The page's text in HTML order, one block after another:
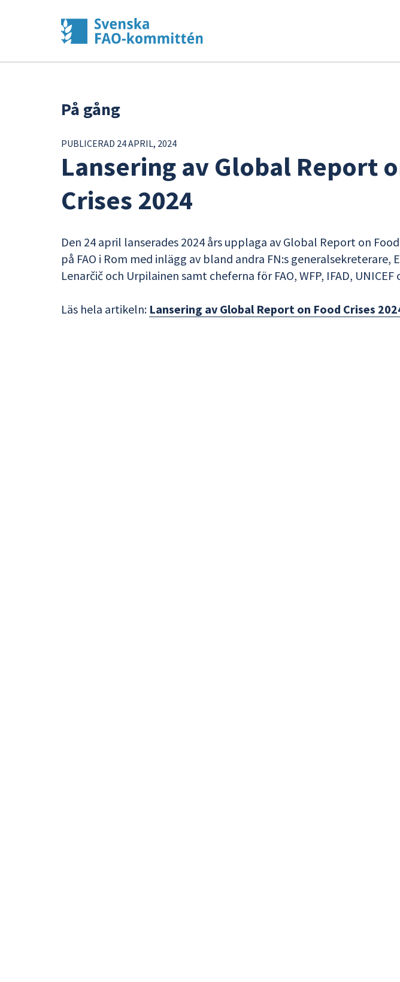
På gång
PUBLICERAD 24 APRIL, 2024
Lansering av Global Report
Crises 2024
Den 24 april lanserades 2024 års upplaga av Global Report on
på FAO i Rom med inlägg av bland andra FN:s generalsekreterare,
Lenarčič och Urpilainen samt cheferna för FAO, WFP, IFAD, UNICEF
Läs hela artikeln: Lansering av Global Report on Food Crises